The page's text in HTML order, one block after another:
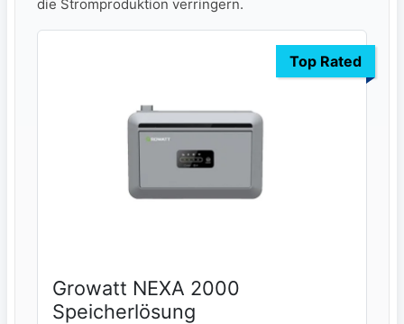
die Stromproduktion​ verringern.
Top Rated
Growatt NEXA 2000
Speicherlösung